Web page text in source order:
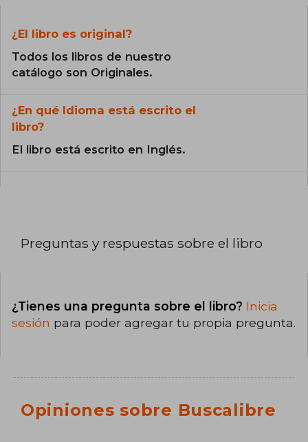
¿El libro es original?
Todos los libros de nuestro
catálogo son Originales.
¿En qué Idioma está escrito el
libro?
El libro está escrito en Inglés.
Preguntas y respuestas sobre el libro
¿Tienes una pregunta sobre el libro? Inicia
sesión para poder agregar tu propia pregunta.
Opiniones sobre Buscalibre